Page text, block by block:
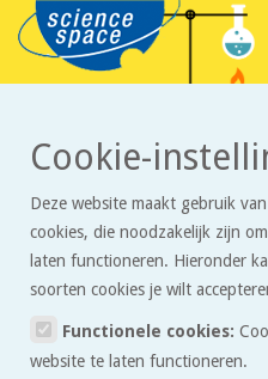
Stoffen en reacties Opgaven >
voor een prikkie
Zeeman
het lab voor
Zo goed als echt?
Cookie-
Deze website maakt gebruik
cookies, die noodzakelijk zijn
laten functioneren. Hieronder
soorten cookies je wilt
Functionele cookies:
website te laten functioneren.